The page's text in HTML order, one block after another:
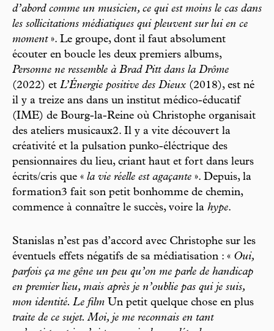
d’abord comme un musicien, ce qui est moins le cas dans
les sollicitations médiatiques qui pleuvent sur lui en ce
moment». Le groupe, dont il faut absolument
écouter en boucle les deux premiers albums,
Personne ne ressemble à Brad Pitt dans la Drôme
(2022) et L’Énergie positive des Dieux (2018), est né
il y a treize ans dans un institut médico-éducatif
(IME) de Bourg-la-Reine où Christophe organisait
des ateliers musicaux2. Il y a vite découvert la
créativité et la pulsation punko-éléctrique des
pensionnaires du lieu, criant haut et fort dans leurs
écrits/cris que « la vie réelle est agaçante ». Depuis, la
formation3 fait son petit bonhomme de chemin,
commence à connaître le succès, voire la hype.
Stanislas n’est pas d’accord avec Christophe sur les
éventuels effets négatifs de sa médiatisation : « Oui,
parfois ça me gêne un peu qu’on me parle de handicap
en premier lieu, mais après je n’oublie pas qui je suis,
mon identité. Le film Un petit quelque chose en plus
traite de ce sujet. Moi, je me reconnais en tant